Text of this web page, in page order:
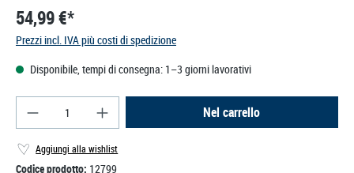
54,99 €*
Prezzi incl. IVA più costi di spedizione
Disponibile, tempi di consegna: 1–3 giorni lavorativi
Quantità del prodotto: inserisci la quantità
Nel carrello
Aggiungi alla wishlist
Codice prodotto: 12799